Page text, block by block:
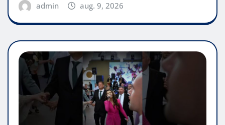
admin aug. 9, 2026